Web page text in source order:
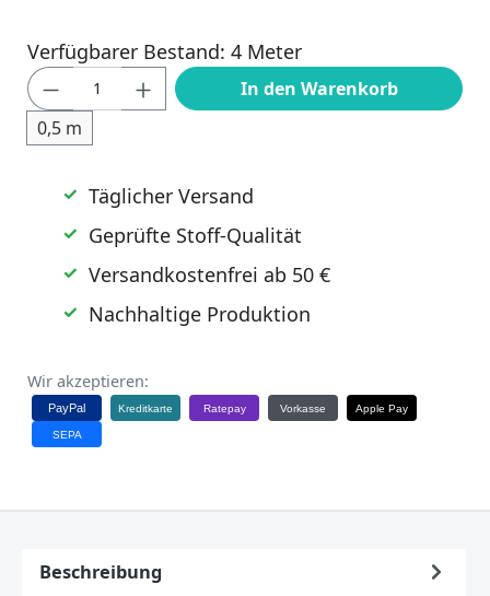
Verfügbarer Bestand: 4 Meter
Produkt Anzahl: Gib den gewünschten
0,5 m
In den Warenkorb
Täglicher Versand
Geprüfte Stoff-Qualität
Versandkostenfrei ab 50 €
Nachhaltige Produktion
Wir akzeptieren:
PayPal Kreditkarte Ratepay Vorkasse Apple Pay
SEPA
Beschreibung